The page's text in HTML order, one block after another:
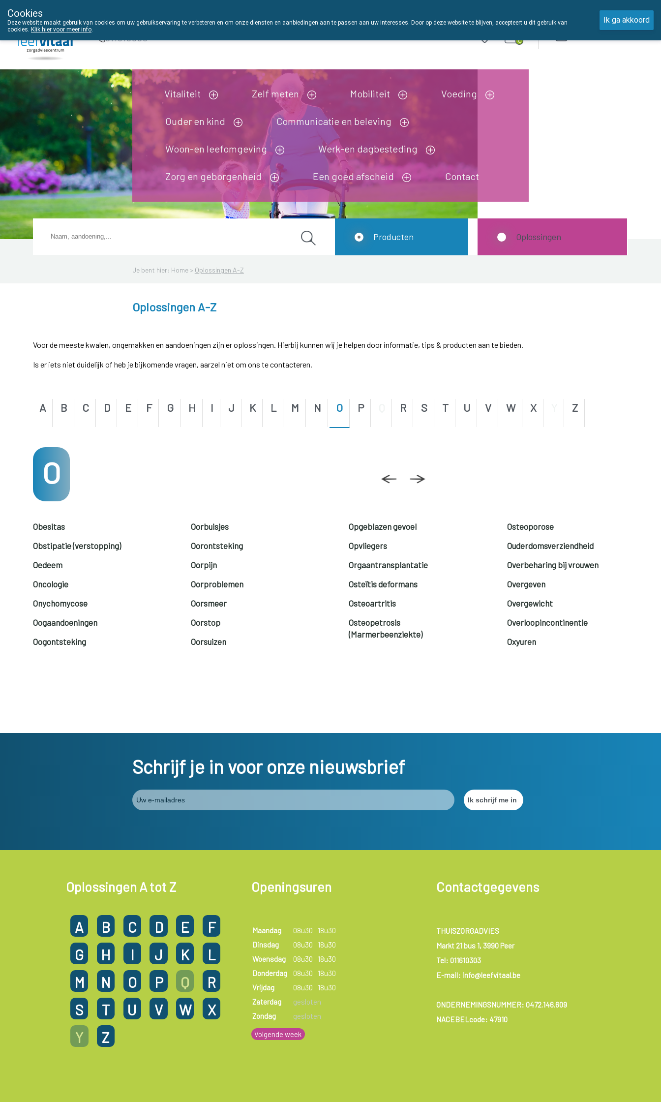
THUISZORGADVIES
011610303 0
Vitaliteit Zelf meten Mobiliteit Voeding
Ouder en kind Communicatie en beleving
Woon-en leefomgeving Werk-en dagbesteding
Zorg en geborgenheid Een goed afscheid Contact
Je bent hier: Home > Oplossingen A-Z
Oplossingen A-Z
Producten Oplossingen
Voor de meeste kwalen, ongemakken en aandoeningen zijn er oplossingen. Hierbij kunnen wij je helpen door informatie, tips & producten aan te bieden.
Is er iets niet duidelijk of heb je bijkomende vragen, aarzel niet om ons te contacteren.
A B C D E F G H I J K L M N O P R S T U V W X Z
O
Obesitas
Obstipatie (verstopping)
Oedeem
Oncologie
Onychomycose
Oogaandoeningen
Oogontsteking
Oorbuisjes
Oorontsteking
Oorpijn
Oorproblemen
Oorsmeer
Oorstop
Oorsuizen
Opgeblazen gevoel
Opvliegers
Orgaantransplantatie
Osteïtis deformans
Osteoartritis
Osteopetrosis
(Marmerbeenziekte)
Osteoporose
Ouderdomsverziendheid
Overbeharing bij vrouwen
Overgeven
Overgewicht
Overloopincontinentie
Oxyuren
Schrijf je in voor onze nieuwsbrief
Oplossingen A tot Z
A B C D E
F
G
H I J K
L
M
N O P Q
R
S
T U V W
X
Y
Z
Openingsuren
Maandag 08u30
18u30
Dinsdag
08u30
18u30
Woensdag
08u30
18u30
Donderdag
08u30
18u30
Vrijdag
08u30
18u30
Zaterdag
gesloten
Zondag
gesloten
Volgende week
Contactgegevens
THUISZORGADVIES
Markt 21 bus 1, 3990 Peer
Tel: 011610303
E-mail: info@leefvitaal.be
ONDERNEMINGSNUMMER: 0472.146.609
NACEBELcode: 47910
Cookies
Deze website maakt gebruik van cookies om uw gebruikservaring te verbeteren en om onze diensten en aanbiedingen aan te passen aan uw interesses. Door op deze website te blijven, accepteert u dit gebruik van
cookies. Klik hier voor meer info.
Ik ga akkoord